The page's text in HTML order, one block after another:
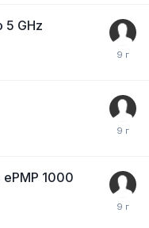
5 GHz
1000